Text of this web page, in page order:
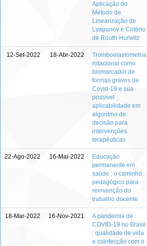
Aplicação do
Método de
Linearização de
Lyapunov e Critério
de Routh-Hurwitz
12-Set-2022 18-Abr-2022
Tromboelastometria
rotacional como
biomarcador de
formas graves de
Covid-19 e sua
possível
aplicabilidade em
algoritmo de
decisão para
intervenções
terapêuticas
22-Ago-2022 16-Mai-2022
Educação
permanente em
saúde : o caminho
pedagógico para
reinvenção do
trabalho docente
18-Mar-2022 16-Nov-2021
A pandemia de
COVID-19 no Brasil
: qualidade de vida
e coinfecção com o